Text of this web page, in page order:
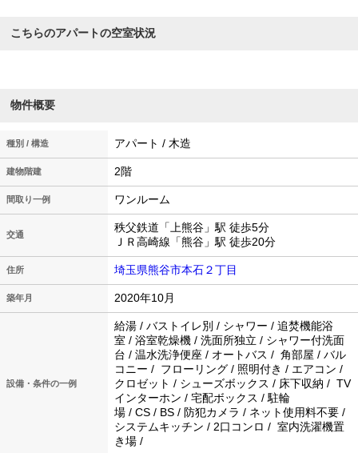
こちらのアパートの空室状況
物件概要
種別 / 構造 アパート / 木造
建物階建 2階
間取り一例 ワンルーム
交通
秩父鉄道「上熊谷」駅 徒歩5分
ＪＲ高崎線「熊谷」駅 徒歩20分
住所 埼玉県熊谷市本石２丁目
築年月 2020年10月
設備・条件の一例
給湯 / バストイレ別 / シャワー / 追焚機能浴
室 / 浴室乾燥機 / 洗面所独立 / シャワー付洗面
台 / 温水洗浄便座 / オートバス / 角部屋 / バル
コニー / フローリング / 照明付き / エアコン /
クロゼット / シューズボックス / 床下収納 / TV
インターホン / 宅配ボックス / 駐輪
場 / CS / BS / 防犯カメラ / ネット使用料不要 /
システムキッチン / 2口コンロ / 室内洗濯機置
き場 /